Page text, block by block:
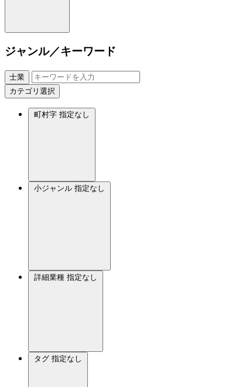
ジャンル／キーワード
士業
カテゴリ選択
町村字 指定なし
小ジャンル 指定なし
詳細業種 指定なし
タグ 指定なし